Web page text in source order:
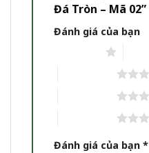
Đá Tròn – Mã 02”
Đánh giá của bạn
Đánh giá của bạn *